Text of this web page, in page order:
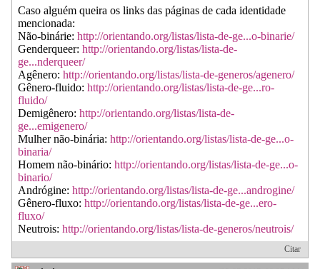
Caso alguém queira os links das páginas de cada identidade
mencionada:
Não-binárie: http://orientando.org/listas/lista-de-ge...o-binarie/
Genderqueer: http://orientando.org/listas/lista-de-
ge...nderqueer/
Agênero: http://orientando.org/listas/lista-de-generos/agenero/
Gênero-fluido: http://orientando.org/listas/lista-de-ge...ro-
fluido/
Demigênero: http://orientando.org/listas/lista-de-
ge...emigenero/
Mulher não-binária: http://orientando.org/listas/lista-de-ge...o-
binaria/
Homem não-binário: http://orientando.org/listas/lista-de-ge...o-
binario/
Andrógine: http://orientando.org/listas/lista-de-ge...androgine/
Gênero-fluxo: http://orientando.org/listas/lista-de-ge...ero-
fluxo/
Neutrois: http://orientando.org/listas/lista-de-generos/neutrois/
Citar